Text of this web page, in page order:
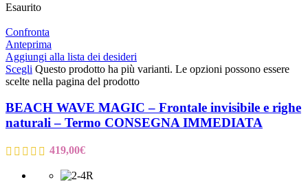
Esaurito
Confronta
Anteprima
Aggiungi alla lista dei desideri
Scegli Questo prodotto ha più varianti. Le opzioni possono essere
scelte nella pagina del prodotto
BEACH WAVE MAGIC – Frontale invisibile e righe
naturali – Termo CONSEGNA IMMEDIATA
419,00€